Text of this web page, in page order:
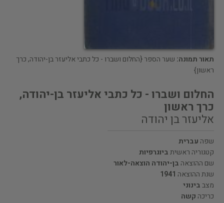
תאור תמונה: שער הספר {החלום ושברו - כל כתבי אליעזר בן-יהודה, כרך
ראשון}
החלום ושברו - כל כתבי אליעזר בן-יהודה,
כרך ראשון
אליעזר בן יהודה
שפה עברית
קטגוריה ראשיתביוגרפיות
שם ההוצאה בן-יהודה הוצאה-לאור
שנת ההוצאה 1941
מצבבינוני
כריכה קשה